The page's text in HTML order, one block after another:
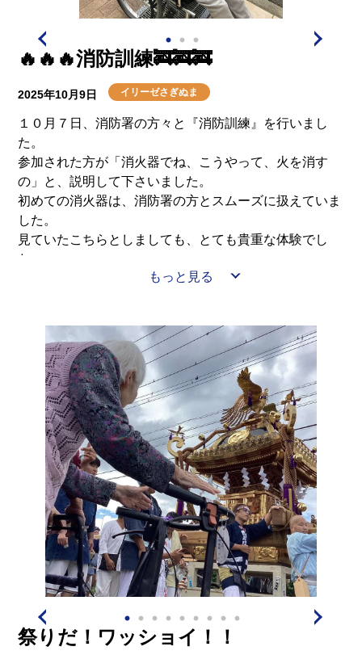
🔥🔥🔥消防訓練🚒🚒🚒
2025年10月9日 イリーゼさぎぬま
１０月７日、消防署の方々と『消防訓練』を行いまし
た。
参加された方が「消火器でね、こうやって、火を消す
の」と、説明して下さいました。
初めての消火器は、消防署の方とスムーズに扱えていま
した。
見ていたこちらとしましても、とても貴重な体験でし
た。
たいものです。
もっと見る
祭りだ！ワッショイ！！